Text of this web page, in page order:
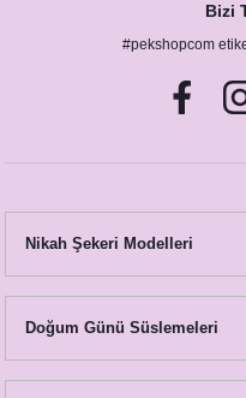
Kurumuş Portakal Çam Konsept
Bizi
#pekshopcom
Nikah Şekeri Modelleri
Doğum Günü Süslemeleri